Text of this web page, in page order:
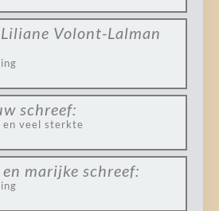
Volont-Lalman
schreef:
en veel sterkte
en marijke schreef: